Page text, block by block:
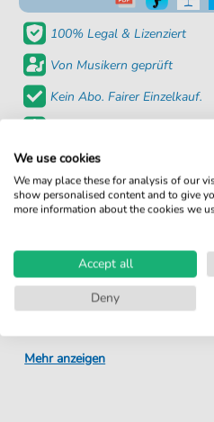
100% Legal & Lizenziert
Von Musikern geprüft
Kein Abo. Fairer Einzelkauf.
Produktnummer:
Arrangement:
Solo
Instrumente:
Genre:
Pop
Ära:
Mehr anzeigen
We use cookies
We may place these for analysis of our
show personalised content and to give
more information about the cookies we
Accept all
Deny